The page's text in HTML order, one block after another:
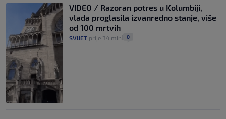
VIDEO / Razoran potres u Kolumbiji,
vlada proglasila izvanredno stanje, više
od 100 mrtvih
SVIJET prije 34 min 0